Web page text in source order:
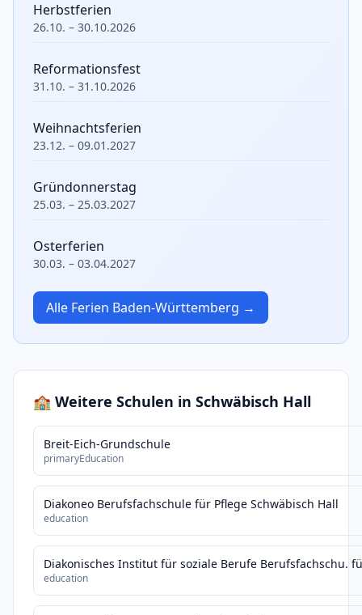
Herbstferien
26.10. – 30.10.2026
Reformationsfest
31.10. – 31.10.2026
Weihnachtsferien
23.12. – 09.01.2027
Gründonnerstag
25.03. – 25.03.2027
Osterferien
30.03. – 03.04.2027
Alle Ferien Baden-Württemberg →
🏫 Weitere Schulen in Schwäbisch Hall
Breit-Eich-Grundschule
primaryEducation
Diakoneo Berufsfachschule für Pflege Schwäbisch Hall
education
Diakonisches Institut für soziale Berufe Berufsfachschu.
education